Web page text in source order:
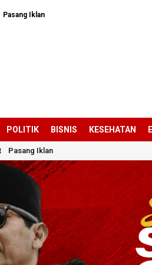
Pasang Iklan
POLITIK BISNIS KESEHATAN
Pasang Iklan